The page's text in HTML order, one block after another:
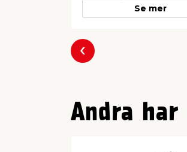
Se mer
Föregående
Andra har